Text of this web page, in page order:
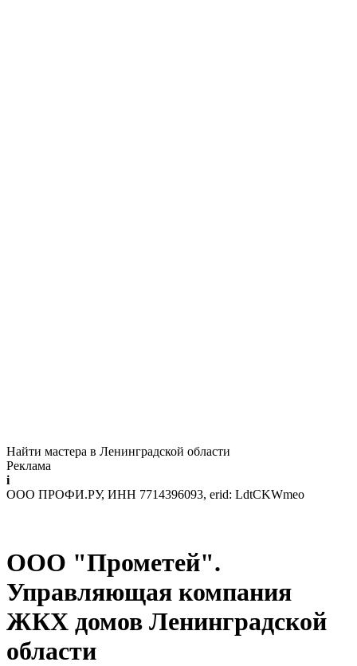
Найти мастера в Ленинградской области
Реклама
i
ООО ПРОФИ.РУ, ИНН 7714396093, erid: LdtCKWmeo
ООО "Прометей".
Управляющая компания
ЖКХ домов Ленинградской
области